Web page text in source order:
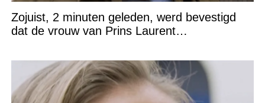
Zojuist, 2 minuten geleden, werd bevestigd
dat de vrouw van Prins Laurent…